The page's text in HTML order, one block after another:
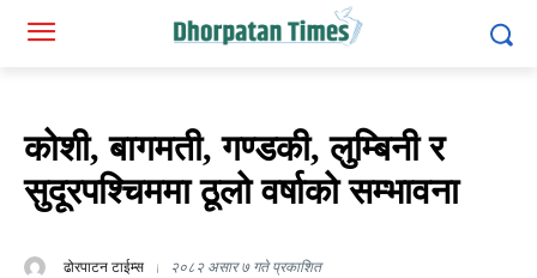
कोशी, बागमती, गण्डकी, लुम्बिनी र
सुदूरपश्चिममा ठूलो वर्षाको सम्भावना
ढोरपाटन टाईम्स २०८२ असार ७ गते प्रकाशित